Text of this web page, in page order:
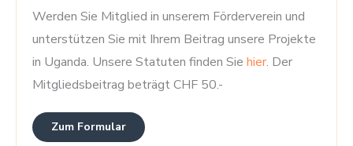
Werden Sie Mitglied in unserem Förderverein und
unterstützen Sie mit Ihrem Beitrag unsere Projekte
in Uganda. Unsere Statuten finden Sie hier. Der
Mitgliedsbeitrag beträgt CHF 50.-
Zum Formular